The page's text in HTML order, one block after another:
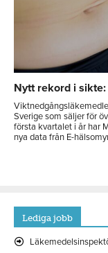
Nytt rekord i
Sverige som säljer för
första kvartalet i år har
nya data från E-
Lediga jobb